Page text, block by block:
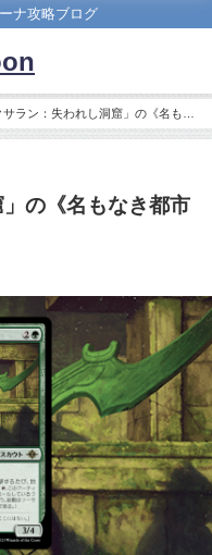
ナ攻略ブログ
サラン：失われし洞窟」の《名もな
」の《名もなき都市